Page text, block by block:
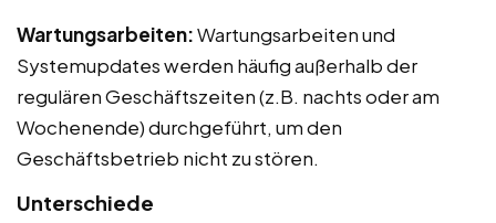
Wartungsarbeiten:Wartungsarbeiten und
Systemupdates werden häufig außerhalb der
regulären Geschäftszeiten (z.B. nachts oder am
Wochenende) durchgeführt, um den
Geschäftsbetrieb nicht zu stören.
Unterschiede